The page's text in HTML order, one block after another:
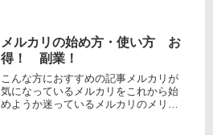
メルカリの始め方・使い方 お
得！ 副業！
こんな方におすすめの記事メルカリが
気になっているメルカリをこれから始
めようか迷っているメルカリのメリッ